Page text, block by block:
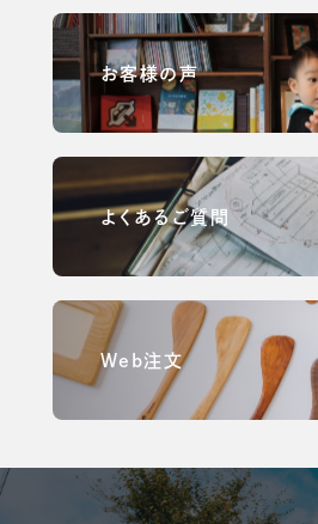
お客様の声
よくあるご質問
Web注文